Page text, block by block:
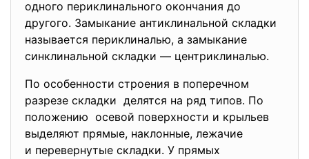
одного периклинального окончания до
другого. Замыкание антиклинальной складки
называется периклиналью, а замыкание
синклинальной складки — центриклиналью.
По особенности строения в поперечном
разрезе складки делятся на ряд типов. По
положению осевой поверхности и крыльев
выделяют прямые, наклонные, лежачие
и перевернутые складки. У прямых